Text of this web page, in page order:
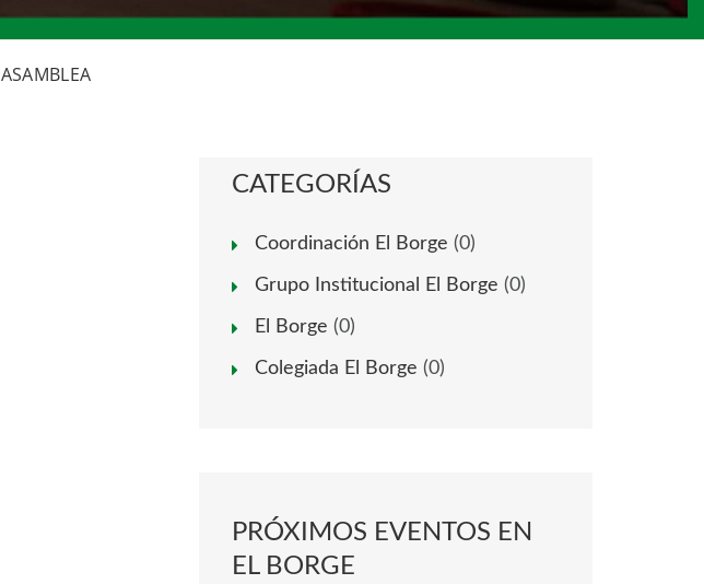
ASAMBLEA
CATEGORÍAS
Coordinación El Borge (0)
Grupo Institucional El Borge (0)
El Borge (0)
Colegiada El Borge (0)
PRÓXIMOS EVENTOS EN
EL BORGE